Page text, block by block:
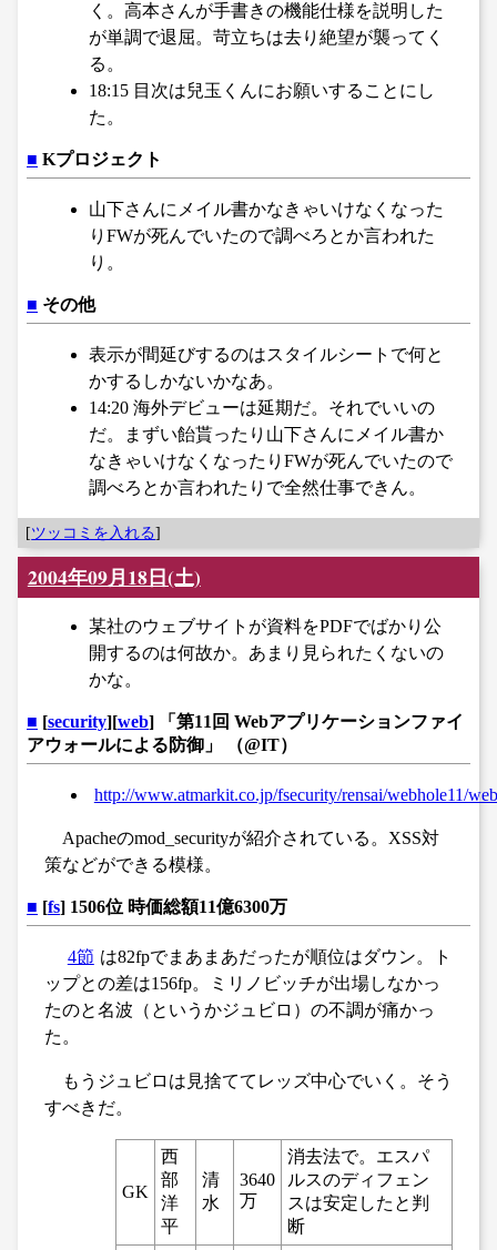
く。高本さんが手書きの機能仕様を説明した
が単調で退屈。苛立ちは去り絶望が襲ってく
る。
18:15 目次は兒玉くんにお願いすることにし
た。
■ Kプロジェクト
山下さんにメイル書かなきゃいけなくなった
りFWが死んでいたので調べろとか言われた
り。
■ その他
表示が間延びするのはスタイルシートで何と
かするしかないかなあ。
14:20 海外デビューは延期だ。それでいいの
だ。まずい飴貰ったり山下さんにメイル書か
なきゃいけなくなったりFWが死んでいたので
調べろとか言われたりで全然仕事できん。
[ツッコミを入れる]
2004年09月18日(土)
某社のウェブサイトが資料をPDFでばかり公
開するのは何故か。あまり見られたくないの
かな。
■ [security][web] 「第11回 Webアプリケーションファイ
アウォールによる防御」 （@IT）
http://www.atmarkit.co.jp/fsecurity/rensai/webhole11/
Apacheのmod_securityが紹介されている。XSS対
策などができる模様。
■ [fs] 1506位 時価総額11億6300万
4節 は82fpでまあまあだったが順位はダウン。ト
ップとの差は156fp。ミリノビッチが出場しなかっ
たのと名波（というかジュビロ）の不調が痛かっ
た。
もうジュビロは見捨ててレッズ中心でいく。そう
すべきだ。
GK
西
部
洋
平
清
水
3640
万
消去法で。エスパ
ルスのディフェン
スは安定したと判
断